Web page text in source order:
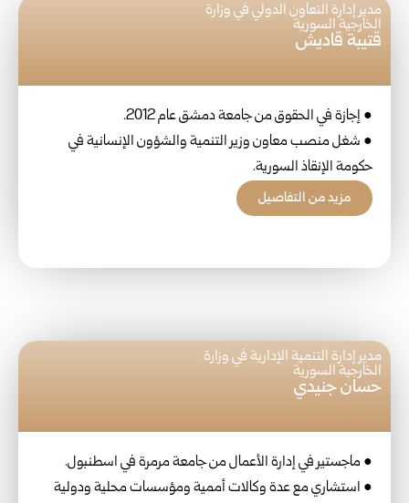
مدير إدارة التعاون الدولي في وزارة
الخارجية السورية
قتيبة قاديش
● إجازة في الحقوق من جامعة دمشق عام 2012.
● شغل منصب معاون وزير التنمية والشؤون الإنسانية في
حكومة الإنقاذ السورية.
مزيد من التفاصيل
مدير إدارة التنمية الإدارية في وزارة
الخارجية السورية
حسان جنيدي
● ماجستير في إدارة الأعمال من جامعة مرمرة في اسطنبول.
● استشاري مع عدة وكالات أممية ومؤسسات محلية ودولية